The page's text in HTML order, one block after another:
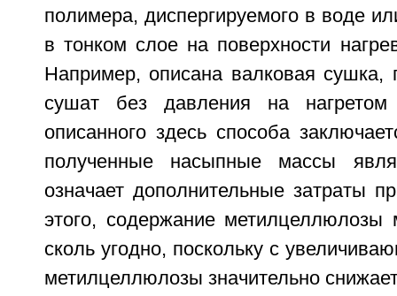
полимера, диспергируемого в воде
в тонком слое на поверхности
Например, описана валковая сушка,
сушат без давления на нагретом
описанного здесь способа
полученные насыпные массы
означает дополнительные затраты
этого, содержание
сколь угодно, поскольку с
метилцеллюлозы значительно